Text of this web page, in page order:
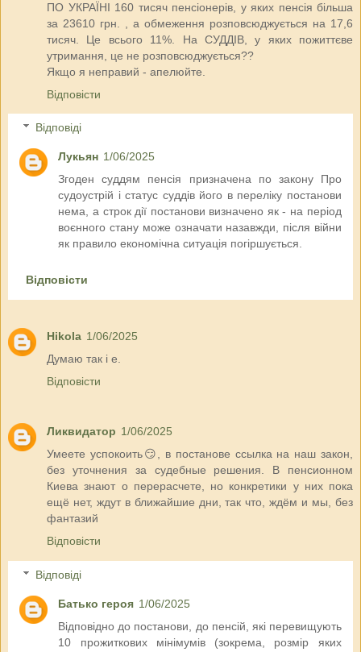
ПО УКРАЇНІ 160 тисяч пенсіонерів, у яких пенсія більша
за 23610 грн. , а обмеження розповсюджується на 17,6
тисяч. Це всього 11%. На СУДДІВ, у яких пожиттєве
утримання, це не розповсюджується??
Якщо я неправий - апелюйте.
Відповісти
Відповіді
Лукьян 1/06/2025
Згоден суддям пенсія призначена по закону Про
судоустрій і статус суддів його в переліку постанови
нема, а строк дії постанови визначено як - на період
воєнного стану може означати назавжди, після війни
як правило економічна ситуація погіршується.
Відповісти
Hikola 1/06/2025
Думаю так і е.
Відповісти
Ликвидатор 1/06/2025
Умеете успокоить😏, в постанове ссылка на наш закон,
без уточнения за судебные решения. В пенсионном
Киева знают о перерасчете, но конкретики у них пока
ещё нет, ждут в ближайшие дни, так что, ждём и мы, без
фантазий
Відповісти
Відповіді
Батько героя 1/06/2025
Відповідно до постанови, до пенсій, які перевищують
10 прожиткових мінімумів (зокрема, розмір яких